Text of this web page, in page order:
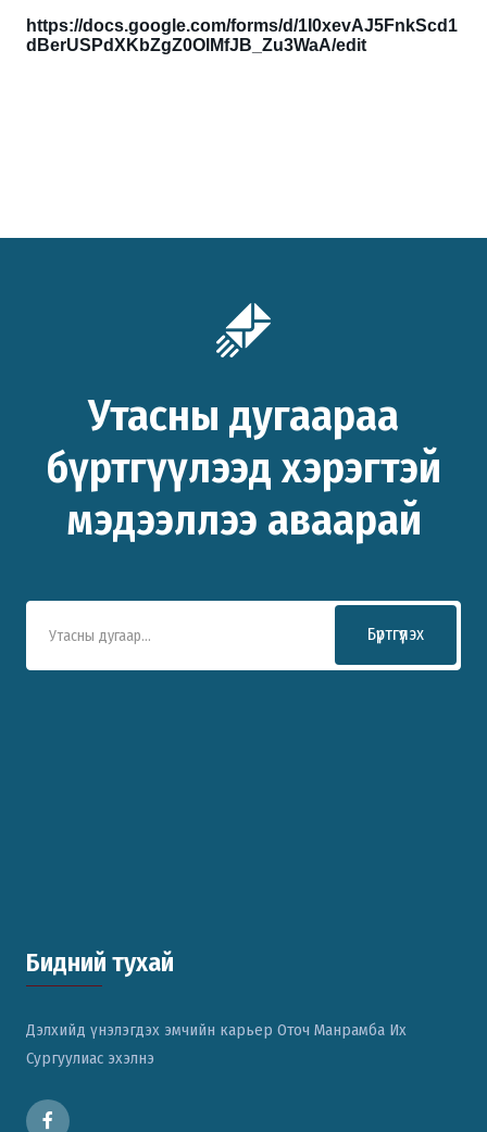
https://docs.google.com/forms/d/1I0xevAJ5FnkScd1
dBerUSPdXKbZgZ0OlMfJB_Zu3WaA/edit
Утасны дугаараа
бүртгүүлээд хэрэгтэй
мэдээллээ аваарай
Бүртгүүлэх
Бидний тухай
Дэлхийд үнэлэгдэх эмчийн карьер Оточ Манрамба Их
Сургуулиас эхэлнэ